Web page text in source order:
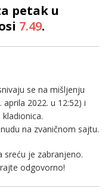
petak u
7.49.
se na mišljenju
2022. u 12:52) i
na zvaničnom sajtu.
sreću je zabranjeno.
odgovorno!